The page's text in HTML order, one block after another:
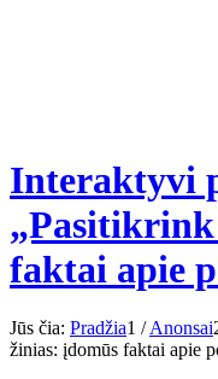
Interaktyvi
faktai apie
Jūs čia: Pradžia1 / Anonsai
žinias: įdomūs faktai apie